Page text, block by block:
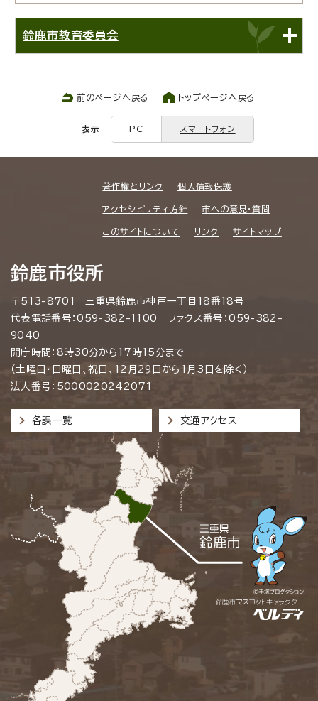
鈴鹿市教育委員会
前のページへ戻る トップページへ戻る
表示 PC スマートフォン
著作権とリンク 個人情報保護
アクセシビリティ方針 市への意見・質問
このサイトについて リンク サイトマップ
鈴鹿市役所
〒513-8701 三重県鈴鹿市神戸一丁目18番18号
代表電話番号：059-382-1100 ファクス番号：059-382-
9040
開庁時間：8時30分から17時15分まで
（土曜日・日曜日、祝日、12月29日から1月3日を除く）
法人番号：5000020242071
各課一覧 交通アクセス